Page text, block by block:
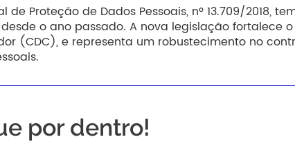
de Proteção de Dados Pessoais, nº 13.709/
o ano passado. A nova legislação fortalece
(CDC), e representa um robustecimento no
por dentro!